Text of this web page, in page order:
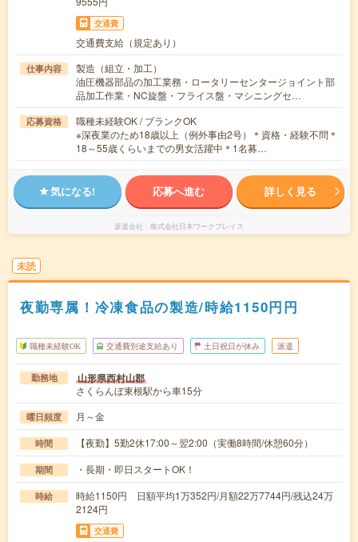
交通費
交通費支給（規定あり）
仕事内容
製造（組立・加工）
油圧機器部品の加工業務・ロータリーセンタージョイント部
品加工作業・NC旋盤・フライス盤・マシニングセ…
応募資格
職種未経験OK / ブランクOK
※深夜業のため18歳以上（例外事由2号）＊資格・経験不問＊
18～55歳くらいまでの男女活躍中＊1名募…
気になる! 応募へ進む 詳しく見る
派遣会社 株式会社日本ワークプレイス
未読
夜勤専属！冷凍食品の製造/時給1150円円
職種未経験OK 交通費別途支給あり 土日祝日が休み 派遣
勤務地 山形県西村山郡
さくらんぼ東根駅から車15分
曜日頻度 月～金
時間 【夜勤】5勤2休17:00～翌2:00（実働8時間/休憩60分）
期間 ・長期・即日スタートOK！
時給
時給1150円 日額平均1万352円/月額22万7744円/残込24万
2124円
交通費